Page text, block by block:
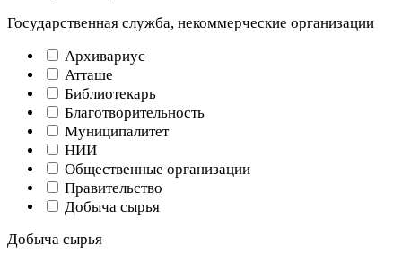
Государственная служба, некоммерческие организации
Архивариус
Атташе
Библиотекарь
Благотворительность
Муниципалитет
НИИ
Общественные организации
Правительство
Добыча сырья
Добыча сырья